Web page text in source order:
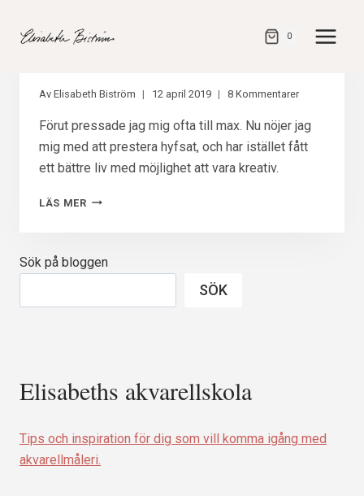
direkt
0
Av Elisabeth Biström 12 april 2019 8 Kommentarer
Förut pressade jag mig ofta till max. Nu nöjer jag
mig med att prestera hyfsat, och har istället fått
ett bättre liv med möjlighet att vara kreativ.
LÄS MERRENSAR
Sök på bloggen
SÖK
Elisabeths akvarellskola
Tips och inspiration för dig som vill komma igång med
akvarellmåleri.